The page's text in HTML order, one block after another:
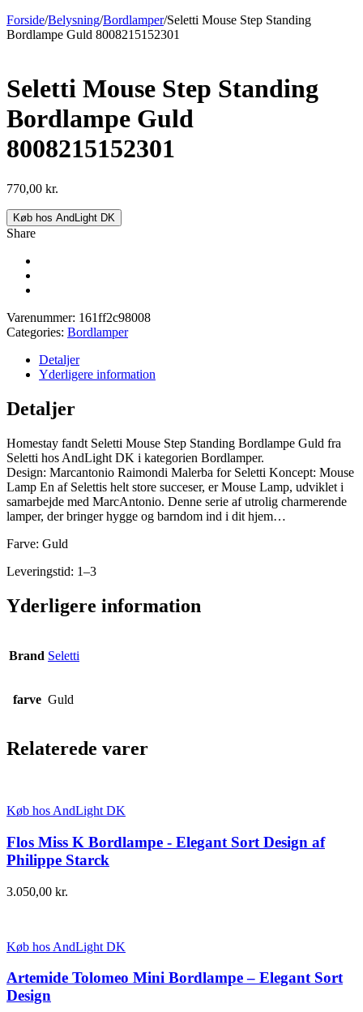
Forside/Belysning/Bordlamper/Seletti Mouse Step Standing
Bordlampe Guld 8008215152301
Seletti Mouse Step Standing
Bordlampe Guld
8008215152301
770,00 kr.
Køb hos AndLight DK
Share
Varenummer: 161ff2c98008
Categories: Bordlamper
Detaljer
Yderligere information
Detaljer
Homestay fandt Seletti Mouse Step Standing Bordlampe Guld fra
Seletti hos AndLight DK i kategorien Bordlamper.
Design: Marcantonio Raimondi Malerba for Seletti Koncept: Mouse
Lamp En af Selettis helt store succeser, er Mouse Lamp, udviklet i
samarbejde med MarcAntonio. Denne serie af utrolig charmerende
lamper, der bringer hygge og barndom ind i dit hjem…
Farve: Guld
Leveringstid: 1–3
Yderligere information
Brand Seletti
farve Guld
Relaterede varer
Køb hos AndLight DK
Flos Miss K Bordlampe - Elegant Sort Design af
Philippe Starck
3.050,00 kr.
Køb hos AndLight DK
Artemide Tolomeo Mini Bordlampe – Elegant Sort
Design